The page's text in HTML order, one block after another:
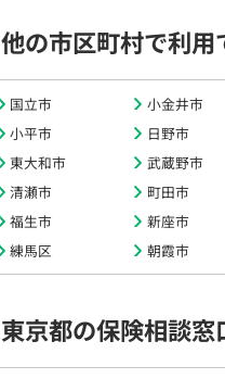
他の市区町村で利
国立市 小金井市
小平市
日野市
東大和市
武蔵野市
清瀬市
町田市
福生市
新座市
練馬区
朝霞市
東京都の保険相談